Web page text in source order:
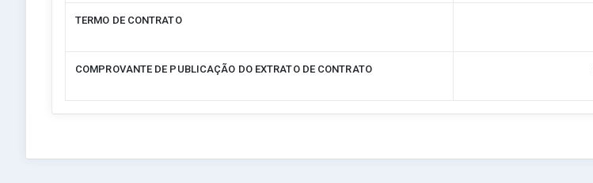
TERMO DE CONTRATO
COMPROVANTE DE PUBLICAÇÃO DO EXTRATO DE CONTRATO